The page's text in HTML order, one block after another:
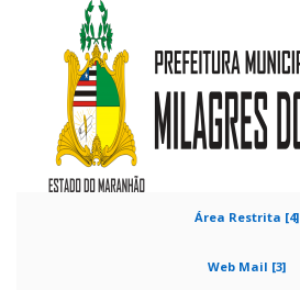
Área Restrita [4]
Web Mail [3]